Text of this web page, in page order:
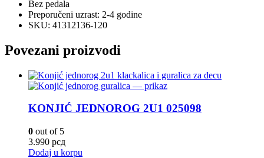
Bez pedala
Preporučeni uzrast: 2-4 godine
SKU: 41312136-120
Povezani proizvodi
KONJIĆ JEDNOROG 2U1 025098
0 out of 5
3.990 рсд
Dodaj u korpu